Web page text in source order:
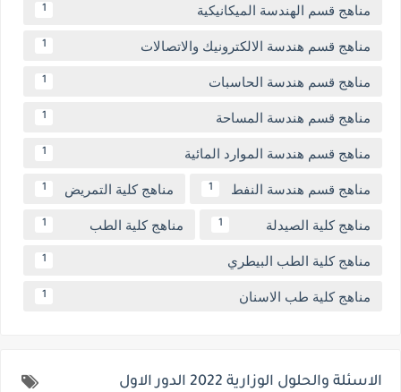
مناهج قسم الهندسة الميكانيكية 1
مناهج قسم هندسة الالكترونيك والاتصالات 1
مناهج قسم هندسة الحاسبات 1
مناهج قسم هندسة المساحة 1
مناهج قسم هندسة الموارد المائية 1
مناهج قسم هندسة النفط 1 مناهج كلية التمريض 1
مناهج كلية الصيدلة 1 مناهج كلية الطب 1
مناهج كلية الطب البيطري 1
مناهج كلية طب الاسنان 1
الاسئلة والحلول الوزارية 2022 الدور الاول